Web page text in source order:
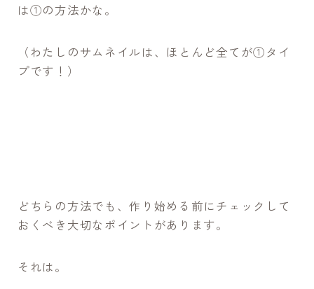
は①の方法かな。
（わたしのサムネイルは、ほとんど全てが①タイ
プです！）
どちらの方法でも、作り始める前にチェックして
おくべき大切なポイントがあります。
それは。